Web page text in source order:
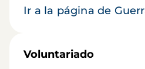
Ir a la página de
Voluntariado